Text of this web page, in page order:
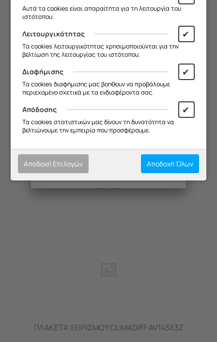
Κωδικός:
Μη Διαθέσιμο
€24.37
ΠΛΑΚΕΤΑ ΧΕΙΡΙΣΜΟΥ CLIMADIFF AV143X3Z
Αυτά τα cookies είναι απαραίτητα για τη λειτουργία του
ιστότοπου.
Λειτουργικότητας ✔
Τα cookies λειτουργικότητας χρησιμοποιούνται για την
βελτίωση της λειτουργίας του ιστότοπου.
Διαφήμισης ✔
Τα cookies διαφήμισης μας βοηθουν να προβάλουμε
περιεχομένο σχετικά με τα ενδιαφέροντα σας.
Απόδοσης ✔
Τα cookies στατιστικών μας δίνουν τη δυνατότητα να
βελτιώνουμε την εμπειρία που προσφέρουμε.
Αποδοχή Επιλογών Αποδοχή Όλων
Σας ευχαριστούμε για την
κατανόηση και σας ευχόμαστε καλό
καλοκαίρι!
Θα θέλαμε να σας ενημερώσουμε ότι
η επιχείρησή μας θα παραμείνει
κλειστή από13/08 έως και 18/08
Θα είμαστε ξανά κοντά σας από
19/08.
κατανόηση και σας ευχόμαστε καλό